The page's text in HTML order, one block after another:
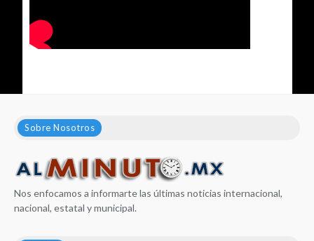
Sobre Nosotros
Nos enfocamos a informarte las últimas noticias internacional,
nacional, estatal y municipal.